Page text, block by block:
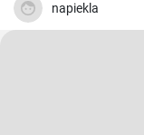
napiekla